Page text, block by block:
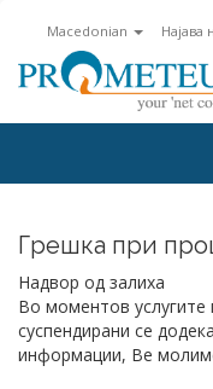
Macedonian Најава
Грешка при
Надвор од залиха
Во моментов услугите
суспендирани се
информации, Ве